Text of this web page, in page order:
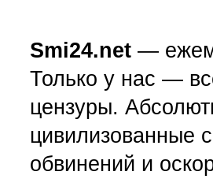
Smi24.net —
Только у нас —
цензуры.
цивилизованные
обвинений и